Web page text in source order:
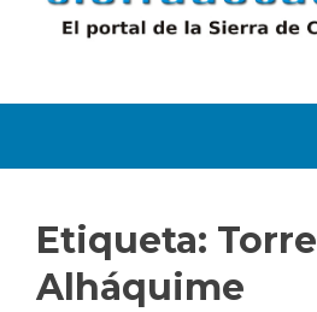
Etiqueta: Torre
Alháquime